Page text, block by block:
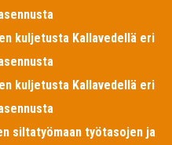
kuljetusta Kallavedellä eri
kuljetusta Kallavedellä eri
siltatyömaan työtasojen ja